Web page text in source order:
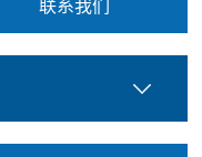
联系我们